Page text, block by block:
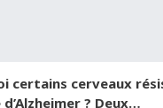
certains cerveaux
? Deux…